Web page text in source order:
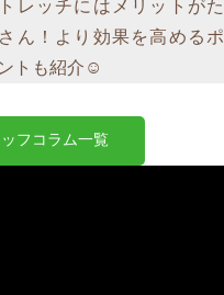
レッチにはメリットがた
ん！より効果を高めるポ
トも紹介☺
フコラム一覧